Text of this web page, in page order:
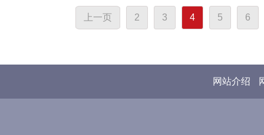
上一页 2 3 4 5 6
网站介绍